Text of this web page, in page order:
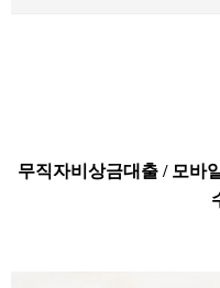
무직자비상금대출 / 모바